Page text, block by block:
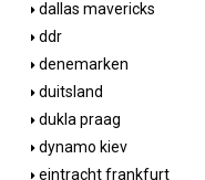
dallas mavericks
ddr
denemarken
duitsland
dukla praag
dynamo kiev
eintracht frankfurt